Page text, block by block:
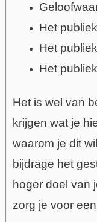
Het
Het
Het
Het is wel van
krijgen wat je
waarom je dit
bijdrage het
hoger doel van
zorg je voor